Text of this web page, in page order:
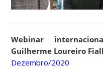
Webinar
Guilherme Loureiro
Dezembro/2020